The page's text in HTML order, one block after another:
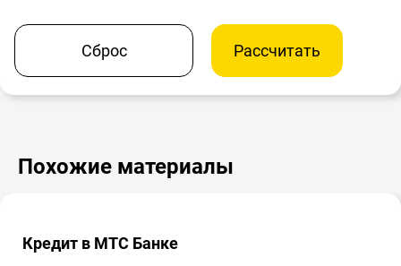
Сброс Рассчитать
Похожие материалы
Кредит в МТС Банке